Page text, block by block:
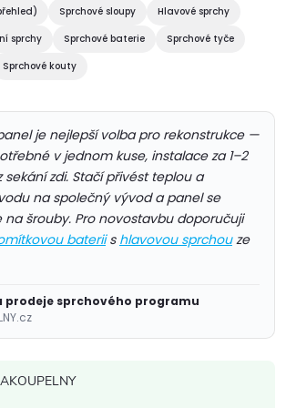
Sprchové sloupy
Hlavové sprchy
sprchy Sprchové baterie
Sprchové tyče
Sprchové kouty
je nejlepší volba pro rekonstrukce —
v jednom kuse, instalace za 1–2
sekání zdi. Stačí přivést teplou a
na společný vývod a panel se
na šrouby. Pro novostavbu doporučuji
bateriis hlavovou sprchouze
prodeje sprchového programu